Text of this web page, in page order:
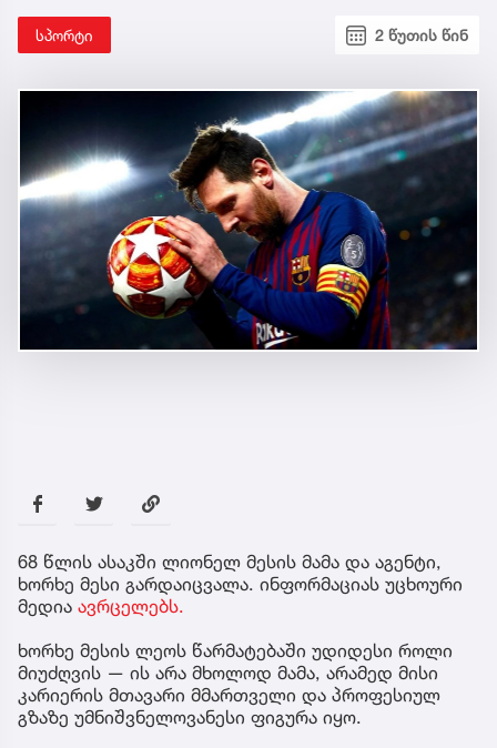
სპორტი 2 წუთის წინ
68 წლის ასაკში ლიონელ მესის მამა და აგენტი,
ხორხე მესი გარდაიცვალა. ინფორმაციას უცხოური
მედია ავრცელებს.
ხორხე მესის ლეოს წარმატებაში უდიდესი როლი
მიუძღვის — ის არა მხოლოდ მამა, არამედ მისი
კარიერის მთავარი მმართველი და პროფესიულ
გზაზე უმნიშვნელოვანესი ფიგურა იყო.